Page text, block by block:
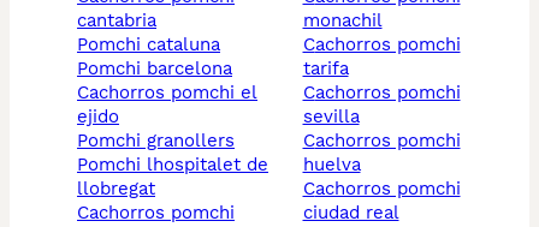
cantabria
pomchi cataluna
pomchi barcelona
cachorros pomchi el
ejido
pomchi granollers
pomchi lhospitalet de
llobregat
cachorros pomchi
monachil
cachorros pomchi
tarifa
cachorros pomchi
sevilla
cachorros pomchi
huelva
cachorros pomchi
ciudad real